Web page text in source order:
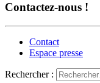
Contactez-nous !
Contact
Espace presse
Rechercher :